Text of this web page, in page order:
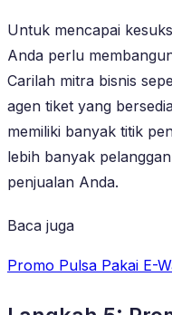
Untuk mencapai
Anda perlu
Carilah mitra bisnis
agen tiket yang
memiliki banyak titik
lebih banyak
penjualan Anda.
Baca juga
Promo Pulsa Pakai E-